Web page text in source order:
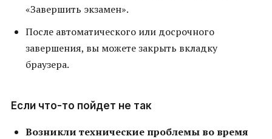
«Завершить экзамен».
После автоматического или досрочного
завершения, вы можете закрыть вкладку
браузера.
Если что-то пойдет не так
Возникли технические проблемы во время